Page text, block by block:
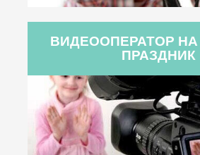
ВИДЕООПЕРАТОР
ПРАЗДНИК